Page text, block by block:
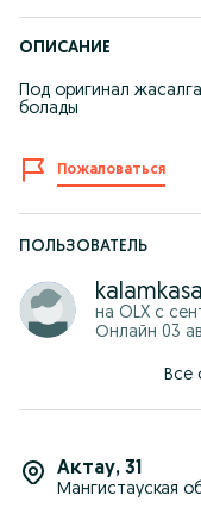
ОПИСАНИЕ
Под оригинал
болады
Пожаловаться
ПОЛЬЗОВАТЕЛЬ
на OLX с
Онлайн 03
Все
Актау, 31
Мангистауская